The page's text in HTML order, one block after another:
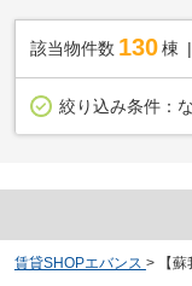
該当物件数 130棟
絞り込み条件：
賃貸SHOPエバンス > 【